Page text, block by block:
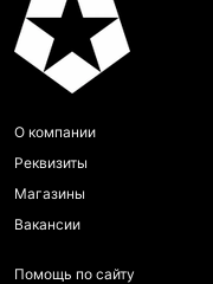
О компании
Реквизиты
Магазины
Вакансии
Помощь по сайту